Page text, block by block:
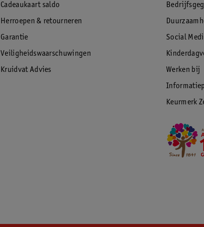
Cadeaukaart saldo
Herroepen & retourneren
Garantie
Veiligheidswaarschuwingen
Kruidvat Advies
Social
Werken bij
Keurmerk